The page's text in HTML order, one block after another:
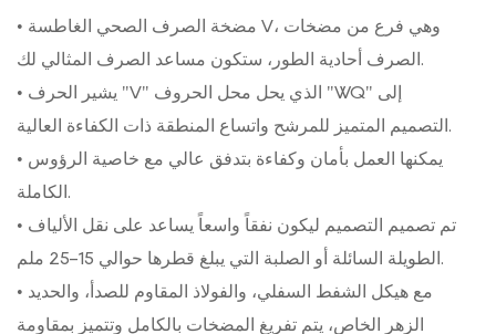
• مضخة الصرف الصحي الغاطسة V، وهي فرع من مضخات
الصرف أحادية الطور، ستكون مساعد الصرف المثالي لك.
• يشير الحرف "V" الذي يحل محل الحروف "WQ" إلى
التصميم المتميز للمرشح واتساع المنطقة ذات الكفاءة العالية.
• يمكنها العمل بأمان وكفاءة بتدفق عالي مع خاصية الرؤوس
الكاملة.
• تم تصميم التصميم ليكون نفقاً واسعاً يساعد على نقل الألياف
الطويلة السائلة أو الصلبة التي يبلغ قطرها حوالي 15-25 ملم.
• مع هيكل الشفط السفلي، والفولاذ المقاوم للصدأ، والحديد
الزهر الخاص، يتم تفريغ المضخات بالكامل وتتميز بمقاومة